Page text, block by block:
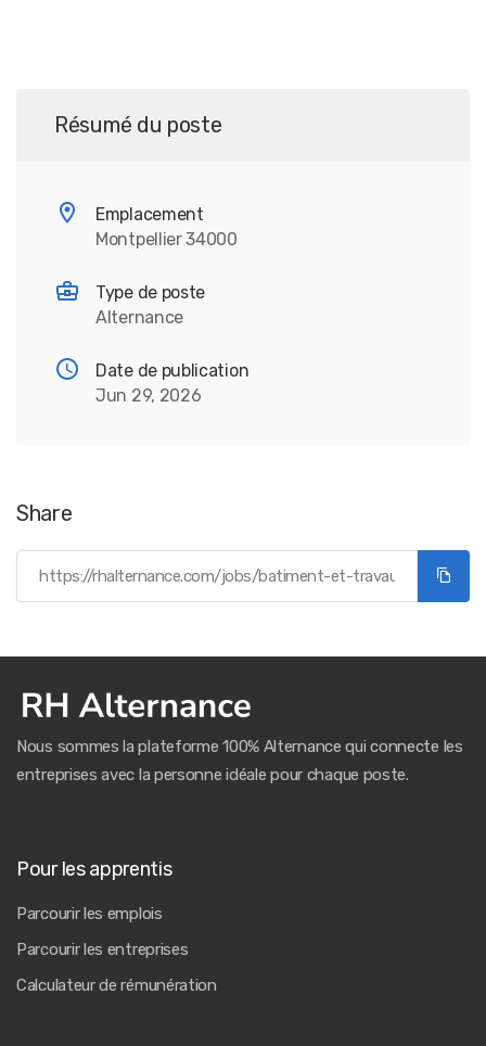
Résumé du poste
Emplacement
Montpellier 34000
Type de poste
Alternance
Date de publication
Jun 29, 2026
Share
Nous sommes la plateforme 100% Alternance qui connecte les
entreprises avec la personne idéale pour chaque poste.
Pour les apprentis
Parcourir les emplois
Parcourir les entreprises
Calculateur de rémunération